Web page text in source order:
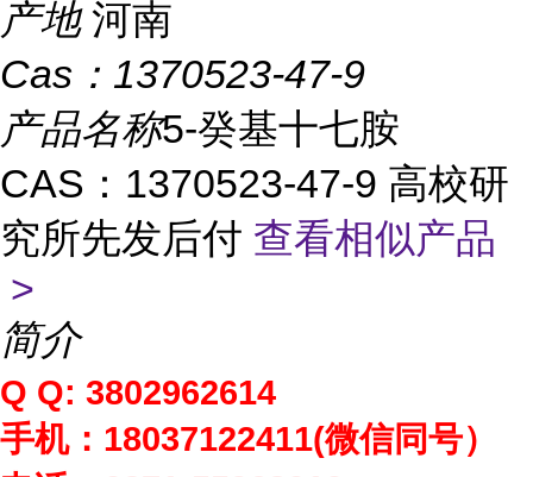
产地 河南
Cas： 1370523-47-9
产品名称5-癸基十七胺
CAS：1370523-47-9 高校研
究所先发后付 查看相似产品
>
简介
Q Q: 3802962614
手机： 18037122411(微信同号）